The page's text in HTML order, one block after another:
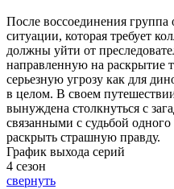
После воссоединения группа
ситуации, которая требует
должны уйти от
направленную на раскрытие
серьезную угрозу как для
в целом. В своем
вынуждена столкнуться с
связанными с судьбой
раскрыть страшную правду.
График выхода серий
4 сезон
свернуть